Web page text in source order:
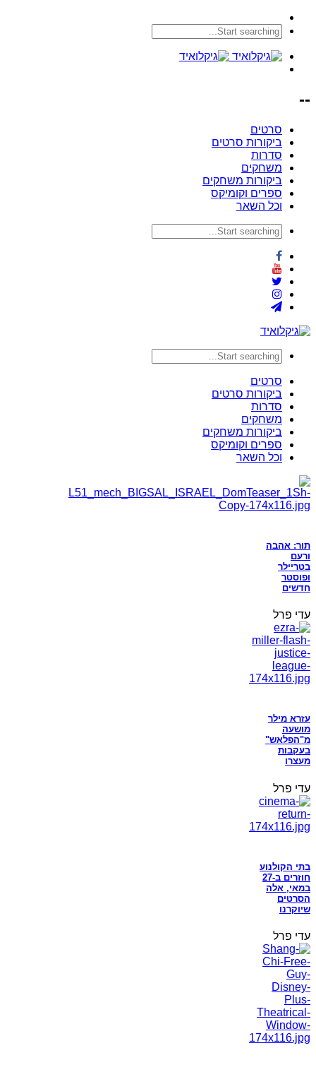
--
סרטים
ביקורות סרטים
סדרות
משחקים
ביקורות משחקים
ספרים וקומיקס
וכל השאר
סרטים
ביקורות סרטים
סדרות
משחקים
ביקורות משחקים
ספרים וקומיקס
וכל השאר
תור: אהבה
ורעם
בטריילר
ופוסטר
חדשים
עדי פרל
עזרא מילר
מושעה
מ"הפלאש"
בעקבות
מעצרו
עדי פרל
בתי הקולנוע
חוזרים ב-27
במאי, אלה
הסרטים
שיוקרנו
עדי פרל